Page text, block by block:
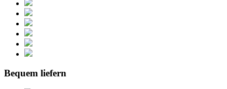
Bequem liefern